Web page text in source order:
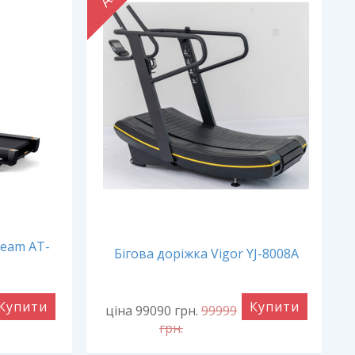
AT- Бігова доріжка Vigor YJ-8008A
ціна 99090 грн. 99999
грн.
Купити